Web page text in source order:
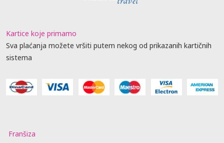
Kartice koje primamo
Sva plaćanja možete vršiti putem nekog od prikazanih kartičnih
sistema
Franšiza